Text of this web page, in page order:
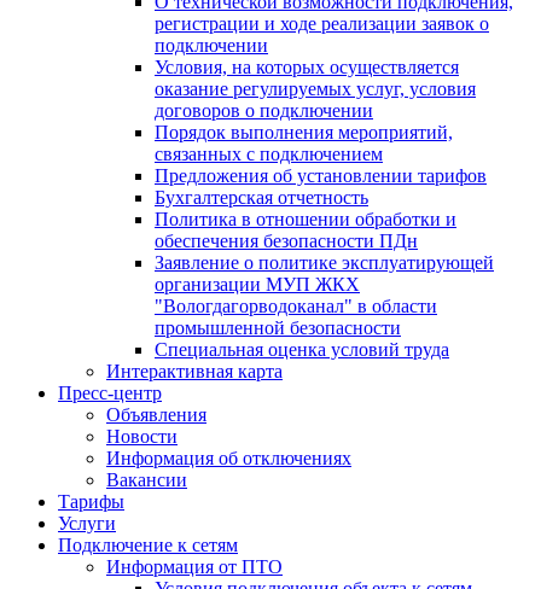
регистрации и ходе реализации заявок о
подключении
Условия, на которых осуществляется
оказание регулируемых услуг, условия
договоров о подключении
Порядок выполнения мероприятий,
связанных с подключением
Предложения об установлении тарифов
Бухгалтерская отчетность
Политика в отношении обработки и
обеспечения безопасности ПДн
Заявление о политике эксплуатирующей
организации МУП ЖКХ
"Вологдагорводоканал" в области
промышленной безопасности
Специальная оценка условий труда
Интерактивная карта
Пресс-центр
Объявления
Новости
Информация об отключениях
Вакансии
Тарифы
Услуги
Подключение к сетям
Информация от ПТО